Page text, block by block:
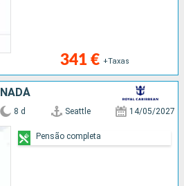
341 € +Taxas
8 d Seattle 14/05/2027
Pensão completa